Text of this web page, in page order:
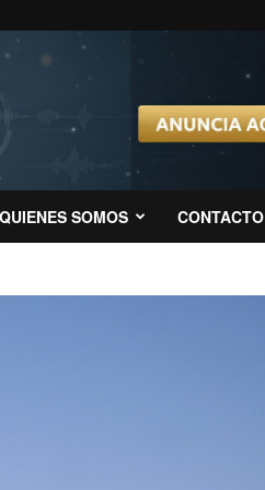
QUIENES SOMOS CONTACTO